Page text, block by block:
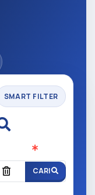
SMART FILTER
CARI